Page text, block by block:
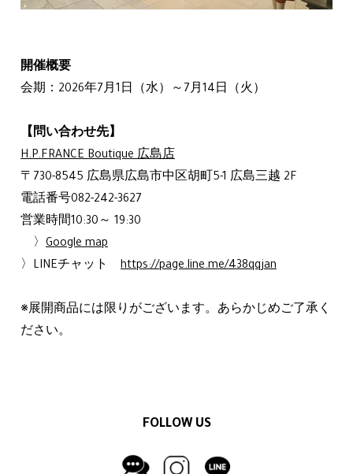
開催概要
会期：2026年7月1日（水）～7月14日（火）
【問い合わせ先】
H.P.FRANCE Boutique 広島店
〒730-8545 広島県広島市中区胡町5-1 広島三越 2F
電話番号082-242-3627
営業時間10:30～ 19:30
〉 Google map
〉LINEチャット https://page.line.me/438qqjan
※展開商品には限りがございます。あらかじめご了承く
ださい。
FOLLOW US